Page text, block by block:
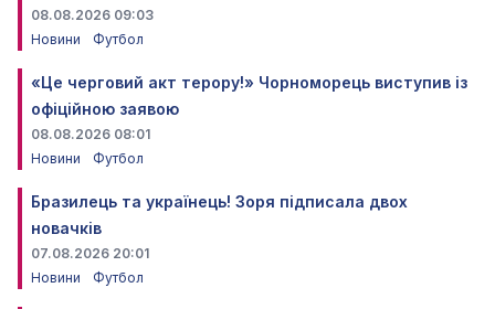
08.08.2026 09:03
Новини
Футбол
«Це черговий акт терору!» Чорноморець виступив із
офіційною заявою
08.08.2026 08:01
Новини
Футбол
Бразилець та українець! Зоря підписала двох
новачків
07.08.2026 20:01
Новини
Футбол